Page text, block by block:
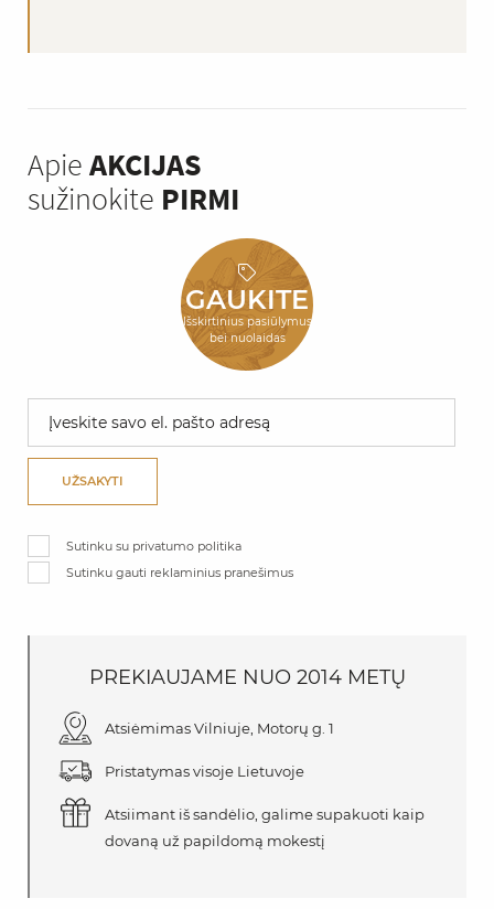
ApieAKCIJAS
sužinokite PIRMI
GAUKITE
Išskirtinius pasiūlymus
bei nuolaidas
UŽSAKYTI
Sutinku su privatumo politika
Sutinku gauti reklaminius pranešimus
PREKIAUJAME NUO 2014 METŲ
Atsiėmimas Vilniuje, Motorų g. 1
Pristatymas visoje Lietuvoje
Atsiimant iš sandėlio, galime supakuoti kaip
dovaną už papildomą mokestį